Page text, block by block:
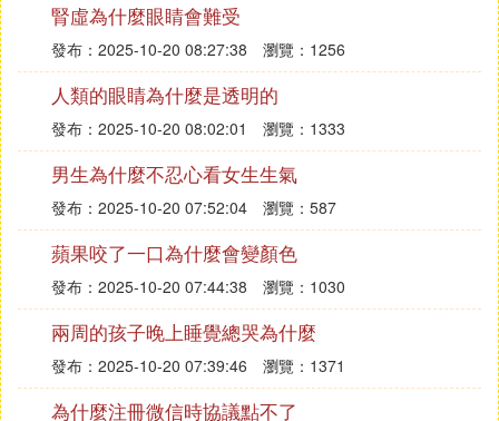
腎虛為什麼眼睛會難受
發布：2025-10-20 08:27:38 瀏覽：1256
人類的眼睛為什麼是透明的
發布：2025-10-20 08:02:01 瀏覽：1333
男生為什麼不忍心看女生生氣
發布：2025-10-20 07:52:04 瀏覽：587
蘋果咬了一口為什麼會變顏色
發布：2025-10-20 07:44:38 瀏覽：1030
兩周的孩子晚上睡覺總哭為什麼
發布：2025-10-20 07:39:46 瀏覽：1371
為什麼注冊微信時協議點不了